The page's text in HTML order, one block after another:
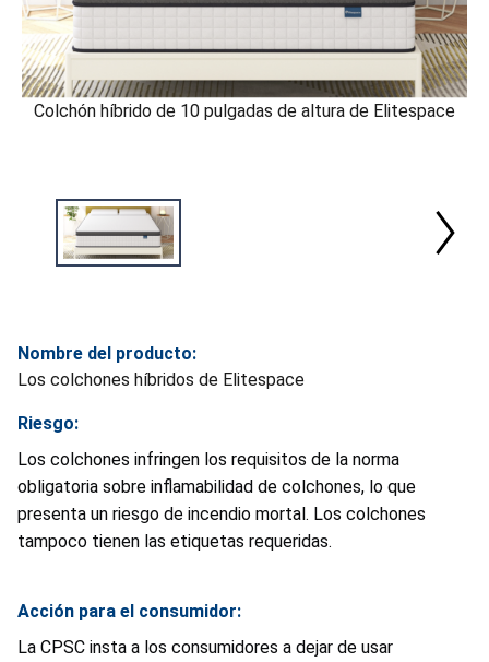
Colchón híbrido de 10 pulgadas de altura de Elitespace
Nombre del producto:
Los colchones híbridos de Elitespace
Riesgo:
Los colchones infringen los requisitos de la norma
obligatoria sobre inflamabilidad de colchones, lo que
presenta un riesgo de incendio mortal. Los colchones
tampoco tienen las etiquetas requeridas.
Acción para el consumidor:
La CPSC insta a los consumidores a dejar de usar